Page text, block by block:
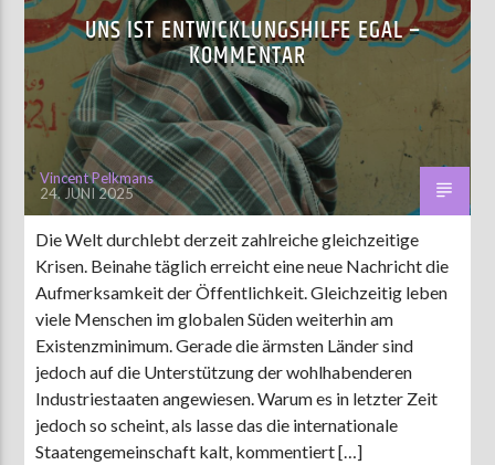
AKTUELLE SENDUNG
MOEBIUS
19:00 24:00
ZU HÖREN INMünster90,9 MHzSteinfurt103,9 MHz
UNS IST ENTWICKLUNGSHILFE EGAL –
KOMMENTAR
Vincent Pelkmans
24. JUNI 2025
Die Welt durchlebt derzeit zahlreiche gleichzeitige
Krisen. Beinahe täglich erreicht eine neue Nachricht die
Aufmerksamkeit der Öffentlichkeit. Gleichzeitig leben
viele Menschen im globalen Süden weiterhin am
Existenzminimum. Gerade die ärmsten Länder sind
jedoch auf die Unterstützung der wohlhabenderen
Industriestaaten angewiesen. Warum es in letzter Zeit
jedoch so scheint, als lasse das die internationale
Staatengemeinschaft kalt, kommentiert […]